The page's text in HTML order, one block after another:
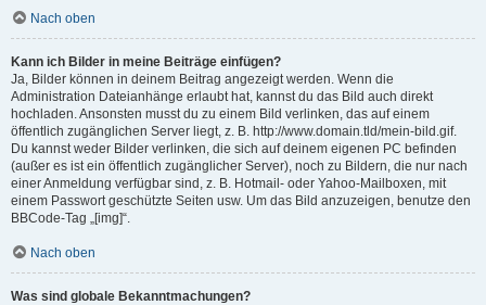
Nach oben
Kann ich Bilder in meine Beiträge einfügen?
Ja, Bilder können in deinem Beitrag angezeigt werden. Wenn die
Administration Dateianhänge erlaubt hat, kannst du das Bild auch direkt
hochladen. Ansonsten musst du zu einem Bild verlinken, das auf einem
öffentlich zugänglichen Server liegt, z. B. http://www.domain.tld/mein-bild.gif.
Du kannst weder Bilder verlinken, die sich auf deinem eigenen PC befinden
(außer es ist ein öffentlich zugänglicher Server), noch zu Bildern, die nur nach
einer Anmeldung verfügbar sind, z. B. Hotmail- oder Yahoo-Mailboxen, mit
einem Passwort geschützte Seiten usw. Um das Bild anzuzeigen, benutze den
BBCode-Tag „[img]“.
Nach oben
Was sind globale Bekanntmachungen?